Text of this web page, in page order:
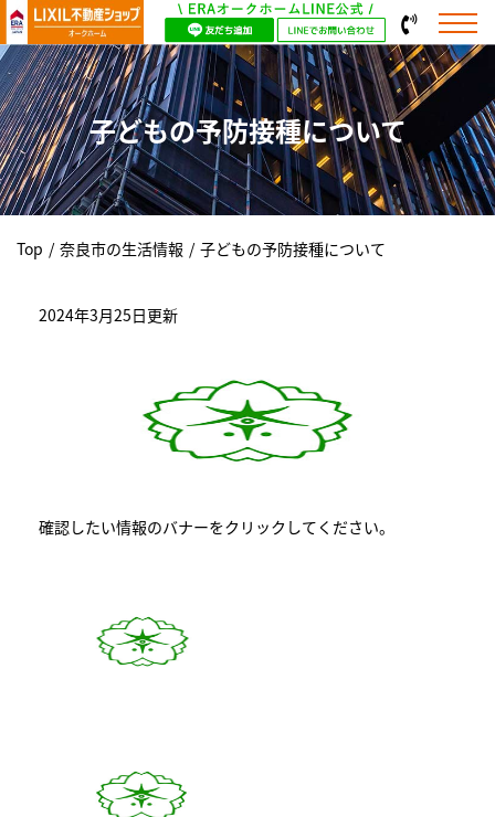
子どもの予防接種について
Top / 奈良市の生活情報 / 子どもの予防接種について
2024年3月25日更新
確認したい情報のバナーをクリックしてください。